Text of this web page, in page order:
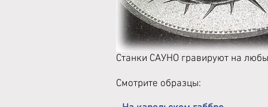
Станки САУНО гравируют на
Смотрите образцы: